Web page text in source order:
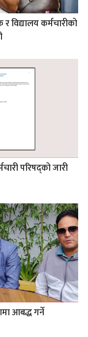
विद्यालय कर्मचारीको
परिषद्को जारी
आबद्ध गर्ने